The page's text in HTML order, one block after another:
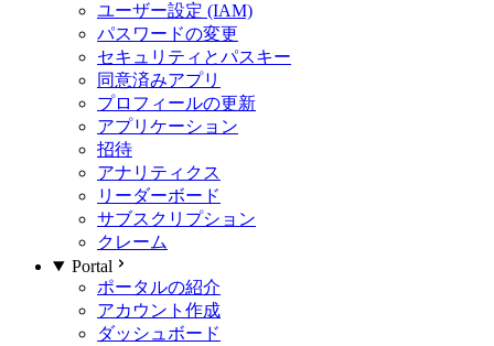
ユーザー設定 (IAM)
パスワードの変更
セキュリティとパスキー
同意済みアプリ
プロフィールの更新
アプリケーション
招待
アナリティクス
リーダーボード
サブスクリプション
クレーム
Portal
ポータルの紹介
アカウント作成
ダッシュボード